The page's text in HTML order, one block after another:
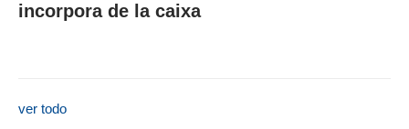
incorpora de la caixa
ver todo